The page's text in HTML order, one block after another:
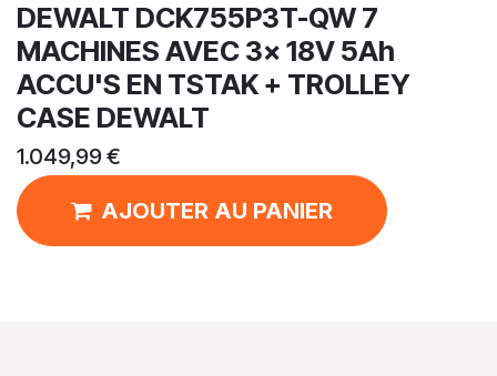
DEWALT DCK755P3T-QW 7
MACHINES AVEC 3x 18V 5Ah
ACCU'S EN TSTAK + TROLLEY
CASE DEWALT
1.049,99€
AJOUTER AU PANIER